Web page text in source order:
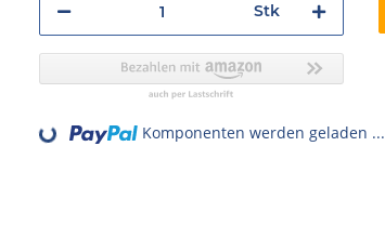
Stk
Loading... Komponenten werden geladen ...